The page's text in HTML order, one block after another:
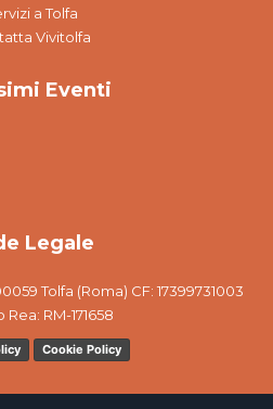
a Tolfa
Vivitolfa
Eventi
Legale
Tolfa (Roma) CF: 17399731003
RM-171658
Cookie Policy